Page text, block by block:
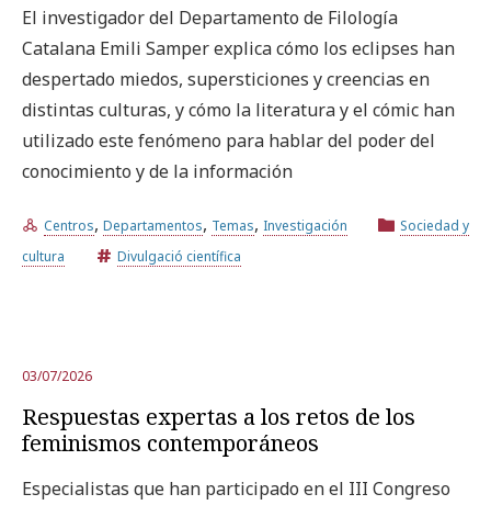
El investigador del Departamento de Filología
Catalana Emili Samper explica cómo los eclipses han
despertado miedos, supersticiones y creencias en
distintas culturas, y cómo la literatura y el cómic han
utilizado este fenómeno para hablar del poder del
conocimiento y de la información
Centros, Departamentos, Temas, Investigación
Sociedad y
cultura
Divulgació científica
03/07/2026
Respuestas expertas a los retos de los
feminismos contemporáneos
Especialistas que han participado en el III Congreso